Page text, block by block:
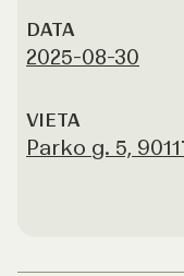
1
of
1
DATA
2025-08-30
VIETA
Parko g. 5,